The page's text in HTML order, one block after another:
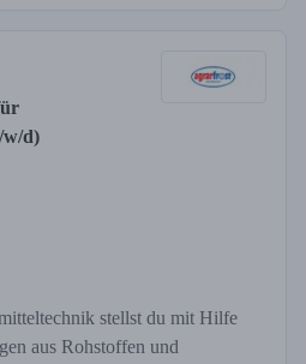
w/d)
stellst du mit Hilfe
aus Rohstoffen und